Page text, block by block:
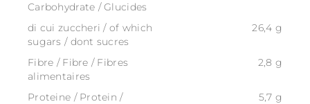
Carbohydrate / Glucides
di cui zuccheri / of which
sugars / dont sucres
26,4 g
Fibre / Fibre / Fibres
alimentaires
2,8 g
Proteine / Protein /
5,7 g